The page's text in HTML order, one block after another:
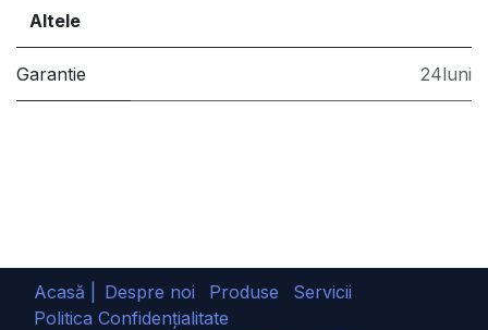
Altele
Garantie 24luni
Acasă | Despre noi Produse
Servicii
Politica Confidențialitate